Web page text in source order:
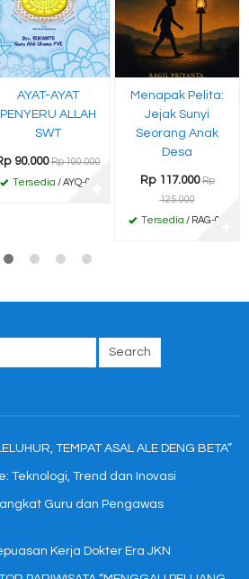
AYAT-AYAT
PENYERU ALLAH
SWT
90.000 Rp 100.000
Tersedia / AYQ-01
Menapak Pelita:
Jejak Sunyi
Seorang Anak
Desa
Rp 117.000 Rp
125.000
Tersedia / RAG-01
TEMPAT ASAL ALE DENG BETA”
Teknologi, Trend dan Inovasi
Guru dan Pengawas
Kerja Dokter Era JKN